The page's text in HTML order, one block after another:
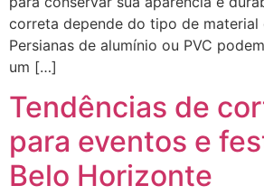
correta depende do tipo de material
Persianas de alumínio ou PVC
um […]
Tendências de
para eventos e
Belo Horizonte